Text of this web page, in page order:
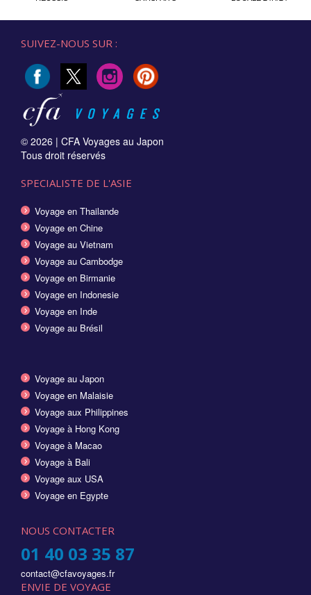
SUIVEZ-NOUS SUR :
© 2026 | CFA Voyages au Japon
Tous droit réservés
SPECIALISTE DE L'ASIE
Voyage en Thailande
Voyage en Chine
Voyage au Vietnam
Voyage au Cambodge
Voyage en Birmanie
Voyage en Indonesie
Voyage en Inde
Voyage au Brésil
Voyage au Japon
Voyage en Malaisie
Voyage aux Philippines
Voyage à Hong Kong
Voyage à Macao
Voyage à Bali
Voyage aux USA
Voyage en Egypte
NOUS CONTACTER
01 40 03 35 87
contact@cfavoyages.fr
ENVIE DE VOYAGE